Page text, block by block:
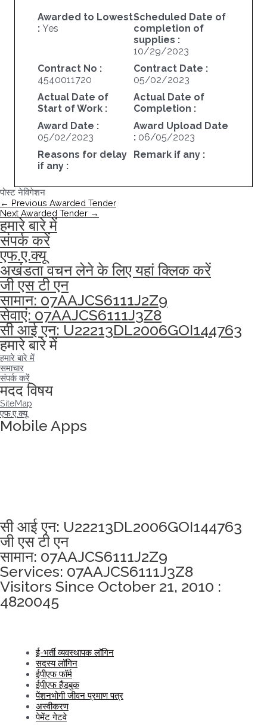
Awarded to Lowest
: Yes
Scheduled Date of
completion of
supplies :
10/29/2023
Contract No :
4540011720
Contract Date :
05/02/2023
Actual Date of
Start of Work :
Actual Date of
Completion :
Award Date :
05/02/2023
Award Upload Date
: 06/05/2023
Reasons for delay
if any :
Remark if any :
पोस्ट नेविगेशन
← Previous Awarded Tender
Next Awarded Tender →
हमारे बारे में
संपर्क करें
एफ.ए.क्यू
अखंडता वचन लेने के लिए यहां क्लिक करें
जी एस टी एन
सामान: 07AAJCS6111J2Z9
सेवाएं: 07AAJCS6111J3Z8
सी आई एन: U22213DL2006GOI144763
हमारे बारे में
हमारे बारे में
समाचार
संपर्क करें
मदद विषय
SiteMap
एफ.ए.क्यू
Mobile Apps
सी आई एन: U22213DL2006GOI144763
जी एस टी एन
सामान: 07AAJCS6111J2Z9
Services: 07AAJCS6111J3Z8
Visitors Since October 21, 2010 :
4820045
ई-भर्ती व्यवस्थापक लॉगिन
सदस्य लॉगिन
ईपीएफ फॉर्म
ईपीएफ हैंडबुक
पेंशनभोगी जीवन प्रमाण पत्र
अस्वीकरण
पेमेंट गेटवे